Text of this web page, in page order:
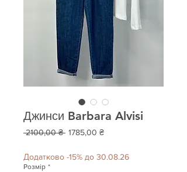
Джинси Barbara Alvisi
2100,00 ₴ Звичайна
1785,00 ₴За
Додатково -15% до 30.08.26
Розмір *